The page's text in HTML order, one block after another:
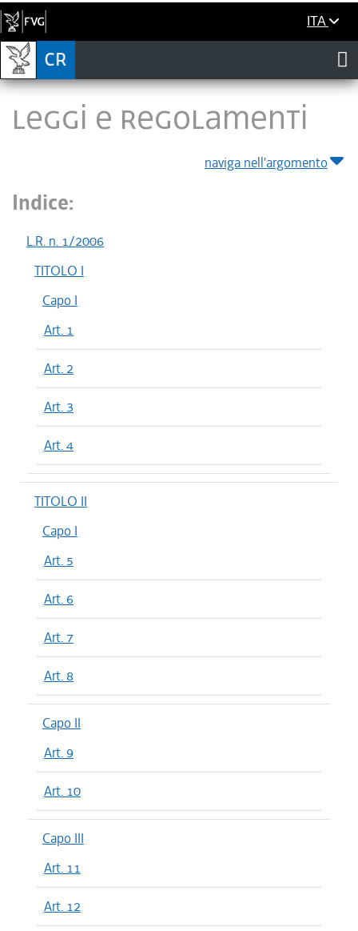
ITA
LEGGI E REGOLAMENTI
naviga nell'argomento
Indice:
L.R. n. 1/2006
TITOLO I
Capo I
Art. 1
Art. 2
Art. 3
Art. 4
TITOLO II
Capo I
Art. 5
Art. 6
Art. 7
Art. 8
Capo II
Art. 9
Art. 10
Capo III
Art. 11
Art. 12